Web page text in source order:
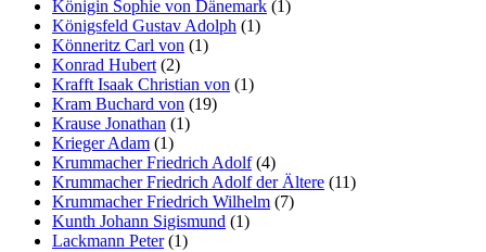
Königin Sophie von Dänemark (1)
Königsfeld Gustav Adolph (1)
Könneritz Carl von (1)
Konrad Hubert (2)
Krafft Isaak Christian von (1)
Kram Buchard von (19)
Krause Jonathan (1)
Krieger Adam (1)
Krummacher Friedrich Adolf(4)
Krummacher Friedrich Adolf der Ältere (11)
Krummacher Friedrich Wilhelm (7)
Kunth Johann Sigismund (1)
Lackmann Peter(1)